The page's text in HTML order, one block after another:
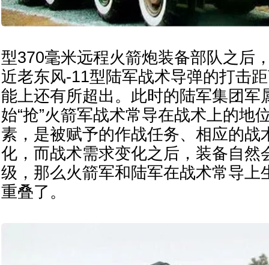
型370毫米远程火箭炮装备部队之后
近老东风-11型陆军战术导弹的打击
能上还有所超出。此时的陆军集团军
始“抢”火箭军战术常导在战术上的
素，是被赋予的作战任务、相应的战
化，而战术需求变化之后，装备自然
级，那么火箭军和陆军在战术常导上
重叠了。